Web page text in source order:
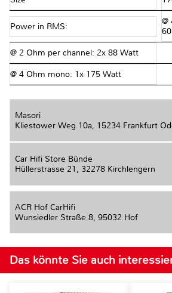
Power in RMS:
@
@ 2 Ohm per channel: 2x 88 Watt
@ 4 Ohm mono: 1x 175 Watt
Masori
Kliestower Weg 10a, 15234 Frankfurt
Car Hifi Store Bünde
Hüllerstrasse 21, 32278 Kirchlengern
ACR Hof CarHifi
Wunsiedler Straße 8, 95032 Hof
Das könnte Sie auch